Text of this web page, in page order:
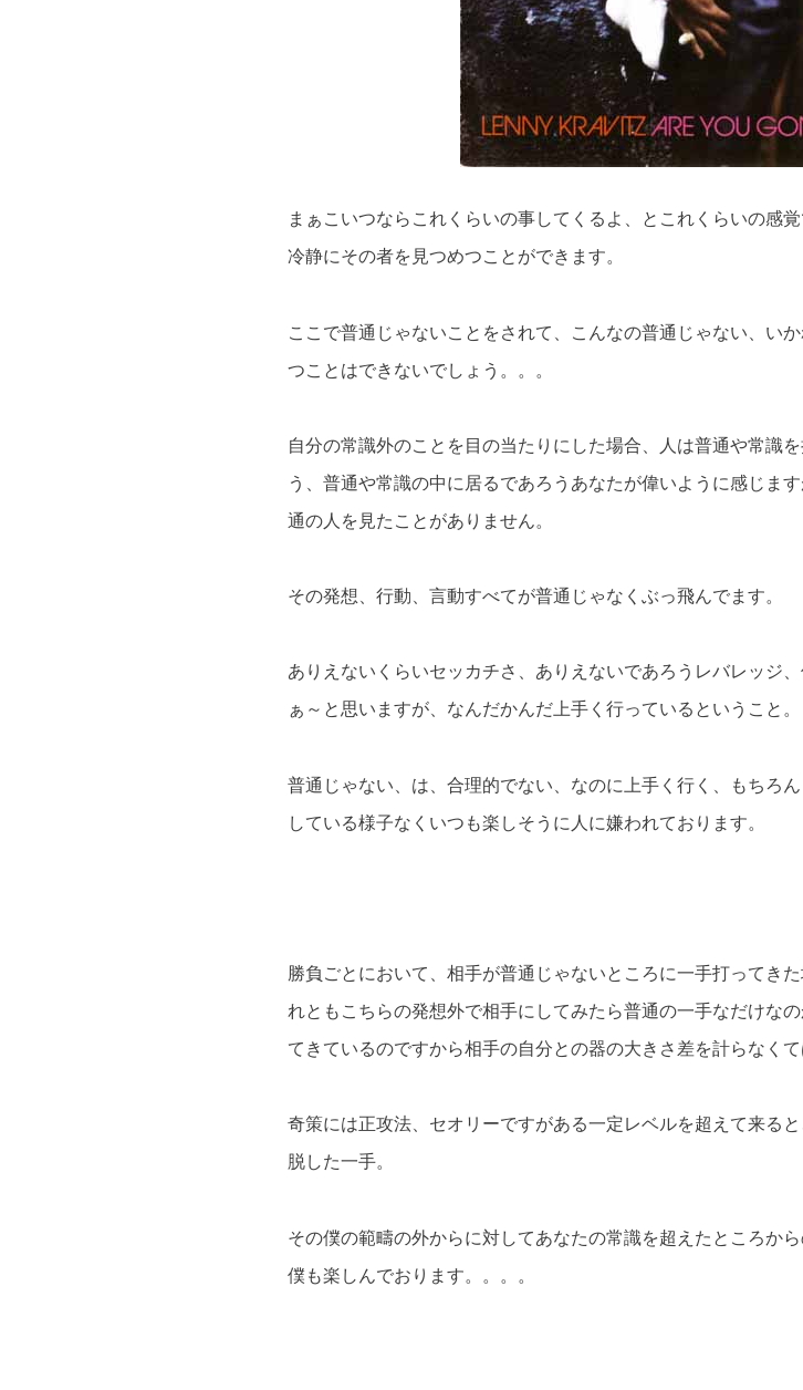
まぁこいつならこれくらいの事してくるよ、とこれくらいの感
冷静にその者を見つめつことができます。
ここで普通じゃないことをされて、こんなの普通じゃない、い
つことはできないでしょう。。。
自分の常識外のことを目の当たりにした場合、人は普通や常識
う、普通や常識の中に居るであろうあなたが偉いように感じま
通の人を見たことがありません。
その発想、行動、言動すべてが普通じゃなくぶっ飛んでます。
ありえないくらいセッカチさ、ありえないであろうレバレッジ
ぁ～と思いますが、なんだかんだ上手く行っているということ。
普通じゃない、は、合理的でない、なのに上手く行く、もちろ
している様子なくいつも楽しそうに人に嫌われております。
勝負ごとにおいて、相手が普通じゃないところに一手打ってき
れともこちらの発想外で相手にしてみたら普通の一手なだけな
てきているのですから相手の自分との器の大きさ差を計らなくて
奇策には正攻法、セオリーですがある一定レベルを超えて来る
脱した一手。
その僕の範疇の外からに対してあなたの常識を超えたところか
僕も楽しんでおります。。。。